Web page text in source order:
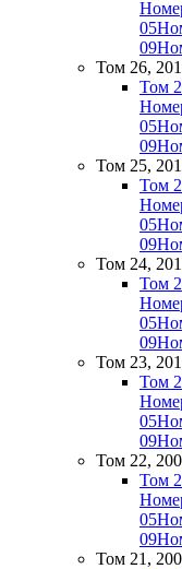
05
09
Том 26,
Том
05
09
Том 25,
Том
05
09
Том 24,
Том
05
09
Том 23,
Том
05
09
Том 22,
Том
05
09
Том 21,